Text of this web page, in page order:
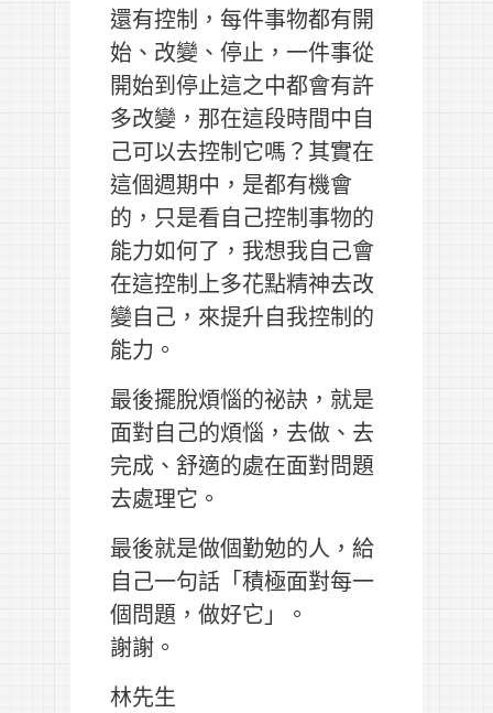
還有控制，每件事物都有開
始、改變、停止，一件事從
開始到停止這之中都會有許
多改變，那在這段時間中自
己可以去控制它嗎？其實在
這個週期中，是都有機會
的，只是看自己控制事物的
能力如何了，我想我自己會
在這控制上多花點精神去改
變自己，來提升自我控制的
能力。
最後擺脫煩惱的祕訣，就是
面對自己的煩惱，去做、去
完成、舒適的處在面對問題
去處理它。
最後就是做個勤勉的人，給
自己一句話「積極面對每一
個問題，做好它」。
謝謝。
林先生